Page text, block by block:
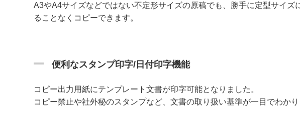
A3やA4サイズなどではない不定形サイズの原稿でも、勝手に定型サイ
ることなくコピーできます。
便利なスタンプ印字/日付印字機能
コピー出力用紙にテンプレート文書が印字可能となりました。
コピー禁止や社外秘のスタンプなど、文書の取り扱い基準が一目でわかり